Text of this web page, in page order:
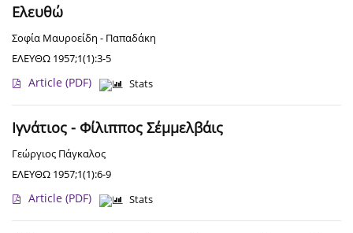
Ελευθώ
Σοφία Μαυροείδη - Παπαδάκη
ΕΛΕΥΘΩ 1957;1(1):3-5
Article (PDF) Stats
Ιγνάτιος - Φίλιππος Σέμμελβάις
Γεώργιος Πάγκαλος
ΕΛΕΥΘΩ 1957;1(1):6-9
Article (PDF) Stats